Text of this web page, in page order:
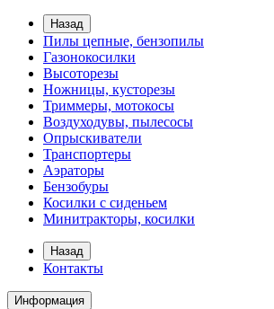
Назад
Пилы цепные, бензопилы
Газонокосилки
Высоторезы
Ножницы, кусторезы
Триммеры, мотокосы
Воздуходувы, пылесосы
Опрыскиватели
Транспортеры
Аэраторы
Бензобуры
Косилки с сиденьем
Минитракторы, косилки
Назад
Контакты
Информация